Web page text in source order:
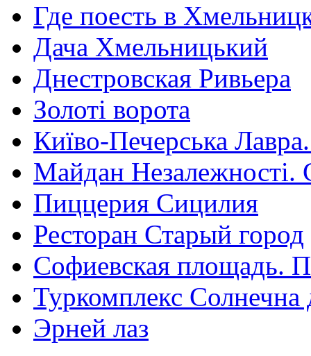
Где поесть в
Дача Хмельницький
Днестровская Ривьера
Золоті ворота
Київо-Печерська
Майдан Незалежності.
Пиццерия Сицилия
Ресторан Старый город
Софиевская площадь.
Туркомплекс Солнечна
Эрней лаз